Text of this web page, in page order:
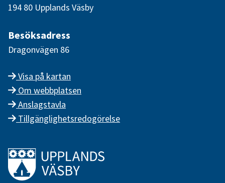
194 80 Upplands Väsby
Besöksadress
Dragonvägen 86
Visa på kartan
Om webbplatsen
Anslagstavla
Tillgänglighetsredogörelse